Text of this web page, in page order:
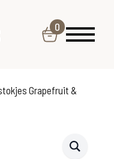
0
Grapefruit &